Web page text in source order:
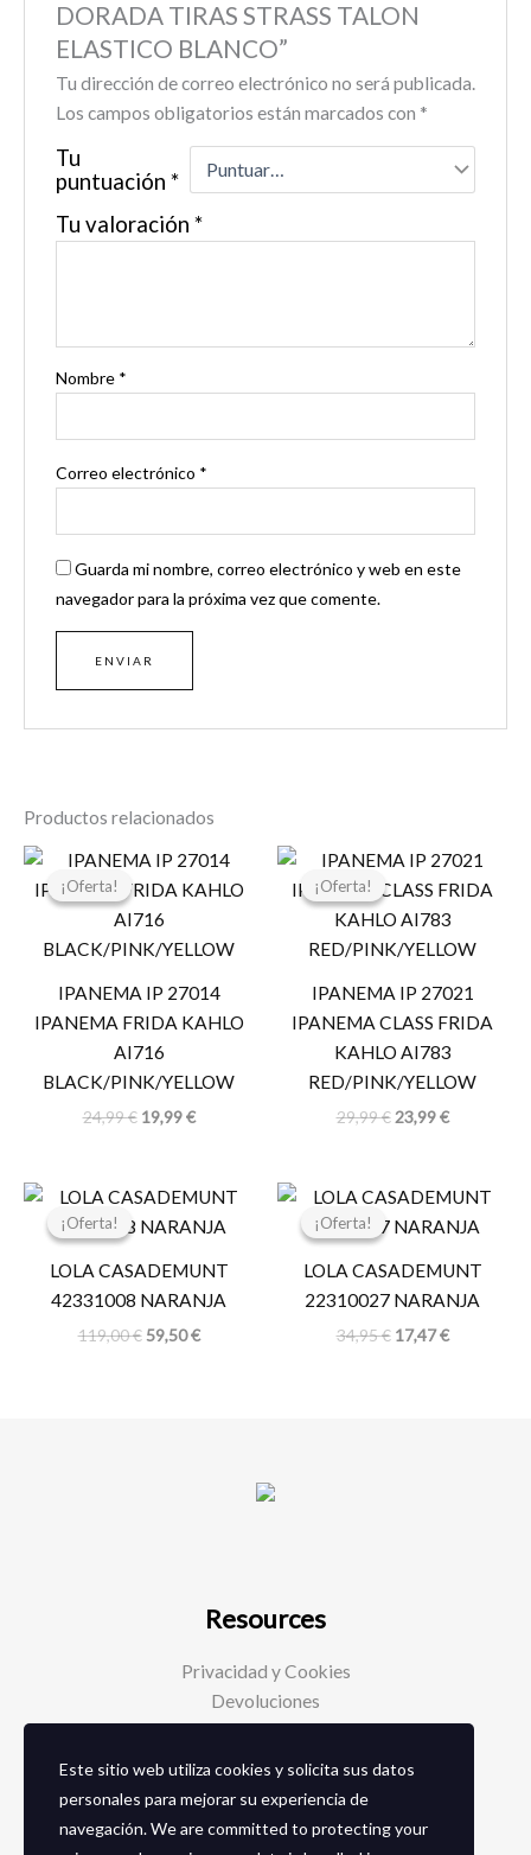
DORADA TIRAS STRASS TALON
ELASTICO BLANCO”
Tu dirección de correo electrónico no será publicada.
Los campos obligatorios están marcados con *
Tu
puntuación *
Tu valoración *
Nombre *
Correo electrónico *
Guarda mi nombre, correo electrónico y web en este
navegador para la próxima vez que comente.
Productos relacionados
¡Oferta!
¡Oferta!
IPANEMA IP 27014
IPANEMA FRIDA KAHLO
AI716
BLACK/PINK/YELLOW
24,99€
El
original
era:
24,99 €.
19,99€
El
actual
19,99 €.
¡Oferta!
¡Oferta!
IPANEMA IP 27021
IPANEMA CLASS FRIDA
KAHLO AI783
RED/PINK/YELLOW
29,99€
El
original
era:
29,99 €.
23,99€
El
actual
es:
23,99 €.
¡Oferta!
¡Oferta!
LOLA CASADEMUNT
42331008 NARANJA
119,00€
El
original
119,00 €.
59,50€
El
actual
59,50 €.
¡Oferta!
¡Oferta!
LOLA CASADEMUNT
22310027 NARANJA
34,95€
El
original
34,95 €.
17,47€
El
actual
17,47 €.
Resources
Privacidad y Cookies
Devoluciones
Social Media
Facebook
Este sitio web utiliza cookies y solicita sus datos
personales para mejorar su experiencia de
navegación. We are committed to protecting your